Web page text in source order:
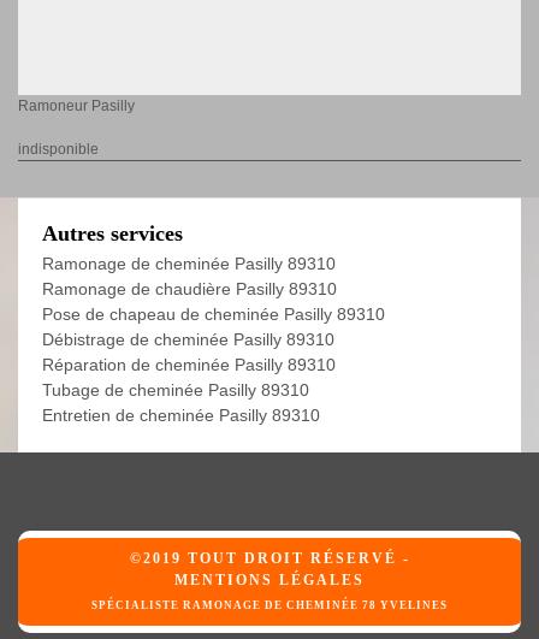
Ramoneur Pasilly
indisponible
Autres services
Ramonage de cheminée Pasilly 89310
Ramonage de chaudière Pasilly 89310
Pose de chapeau de cheminée Pasilly 89310
Débistrage de cheminée Pasilly 89310
Réparation de cheminée Pasilly 89310
Tubage de cheminée Pasilly 89310
Entretien de cheminée Pasilly 89310
©2019 TOUT DROIT RÉSERVÉ -
MENTIONS LÉGALES
SPÉCIALISTE RAMONAGE DE CHEMINÉE 78 YVELINES